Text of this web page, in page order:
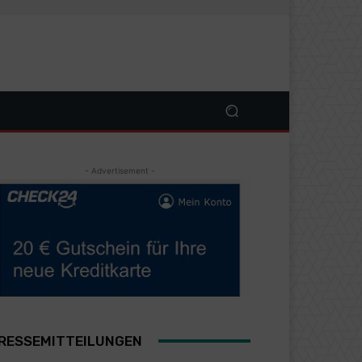
- Advertisement -